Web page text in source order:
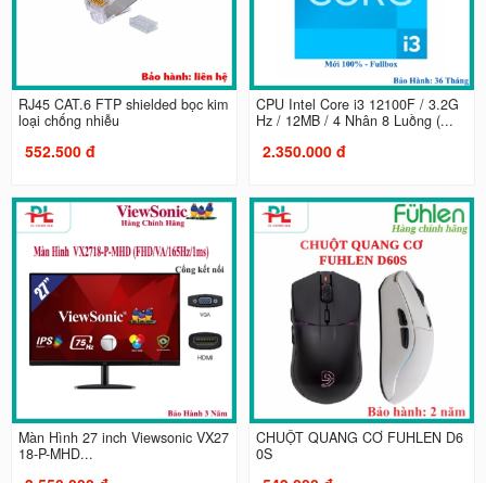
RJ45 CAT.6 FTP shielded bọc kim
loại chống nhiễu
552.500 đ
CPU Intel Core i3 12100F / 3.2G
Hz / 12MB / 4 Nhân 8 Luồng (...
2.350.000 đ
Màn Hình 27 inch Viewsonic VX27
18-P-MHD...
CHUỘT QUANG CƠ FUHLEN D6
0S